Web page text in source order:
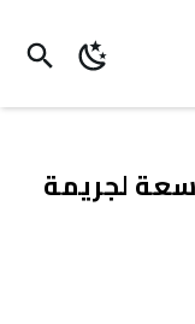
لجريمة